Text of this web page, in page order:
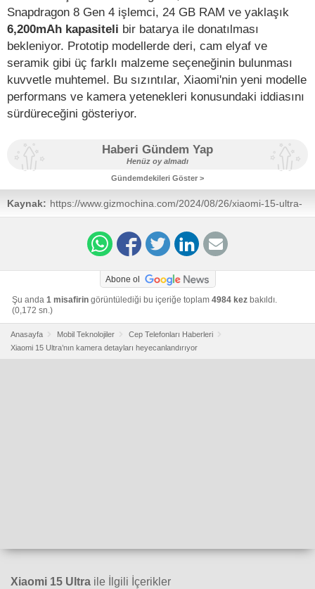
Snapdragon 8 Gen 4 işlemci, 24 GB RAM ve yaklaşık
6,200mAh kapasiteli bir batarya ile donatılması
bekleniyor. Prototip modellerde deri, cam elyaf ve
seramik gibi üç farklı malzeme seçeneğinin bulunması
kuvvetle muhtemel. Bu sızıntılar, Xiaomi'nin yeni modelle
performans ve kamera yetenekleri konusundaki iddiasını
sürdüreceğini gösteriyor.
Haberi Gündem Yap
Henüz oy almadı
Gündemdekileri Göster >
Kaynak: https://www.gizmochina.com/2024/08/26/xiaomi-15-ultra-
primary-camera-leak-hints-at-1-inch-sensor/
Abone ol
Şu anda 1 misafirin görüntülediği bu içeriğe toplam 4984 kez bakıldı.
(0,172 sn.)
Anasayfa Mobil Teknolojiler
Cep Telefonları Haberleri
Xiaomi 15 Ultra’nın kamera detayları heyecanlandırıyor
Xiaomi 15 Ultra ile İlgili İçerikler